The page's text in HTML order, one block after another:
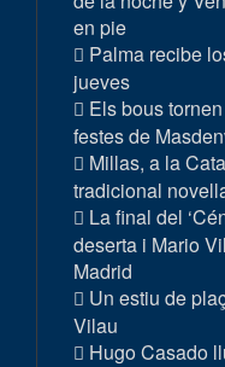
en pie
Palma recibe
jueves
Els bous
festes de
Millas, a la
tradicional
La final del
deserta i Mario
Madrid
Un estiu de
Vilau
Hugo Casado